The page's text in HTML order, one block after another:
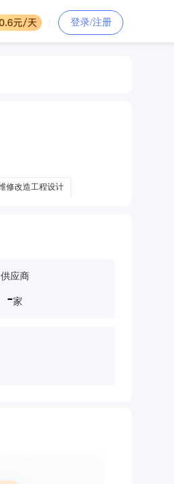
登录/注册
修改造工程设计
供应商
-家